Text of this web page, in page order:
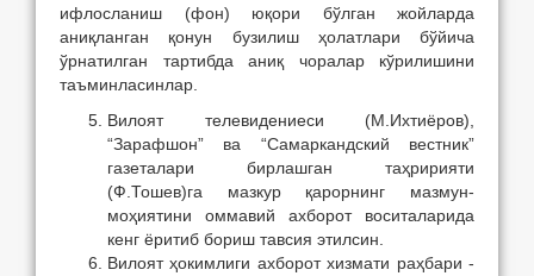
ифлосланиш (фон) юқори бўлган жойларда
аниқланган қонун бузилиш ҳолатлари бўйича
ўрнатилган тартибда аниқ чоралар кўрилишини
таъминласинлар.
Вилоят телевидениеси (М.Ихтиёров),
“Зарафшон” ва “Самаркандский вестник”
газеталари бирлашган таҳририяти
(Ф.Тошев)га мазкур қарорнинг мазмун-
моҳиятини оммавий ахборот воситаларида
кенг ёритиб бориш тавсия этилсин.
Вилоят ҳокимлиги ахборот хизмати раҳбари -